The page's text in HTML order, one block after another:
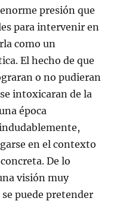
presión que
para intervenir en
como un
El hecho de que
o no pudieran
intoxicaran de la
época
en el contexto
De lo
visión muy
puede pretender